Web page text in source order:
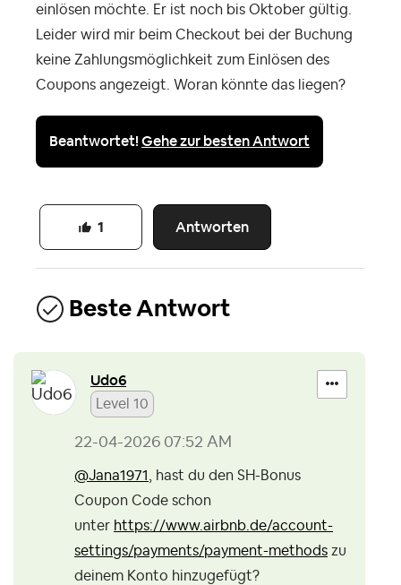
einlösen möchte. Er ist noch bis Oktober gültig.
Leider wird mir beim Checkout bei der Buchung
keine Zahlungsmöglichkeit zum Einlösen des
Coupons angezeigt. Woran könnte das liegen?
Beantwortet!Gehe zur besten Antwort
Antworten
1
Beste Antwort
Udo6
Level 10
‎22-04-2026 07:52 AM
@Jana1971 , hast du den SH-Bonus
Coupon Code schon
unter https://www.airbnb.de/account-
settings/payments/payment-methods zu
deinem Konto hinzugefügt?